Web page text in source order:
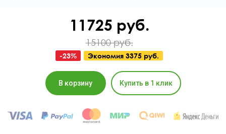
11725 руб.
15100 руб.
-23% Экономия 3375 руб.
В корзину Купить в 1 клик